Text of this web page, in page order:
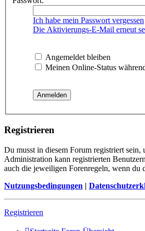
Ich habe mein Passwort vergessen
Die Aktivierungs-E-Mail erneut
Angemeldet bleiben
Meinen Online-Status
Registrieren
Du musst in diesem Forum registriert
Administration kann registrierten
auch die jeweiligen Forenregeln, wenn du
Nutzungsbedingungen |
Registrieren